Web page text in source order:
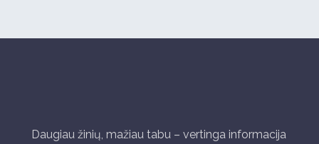
Daugiau žinių, mažiau tabu – vertinga informacija